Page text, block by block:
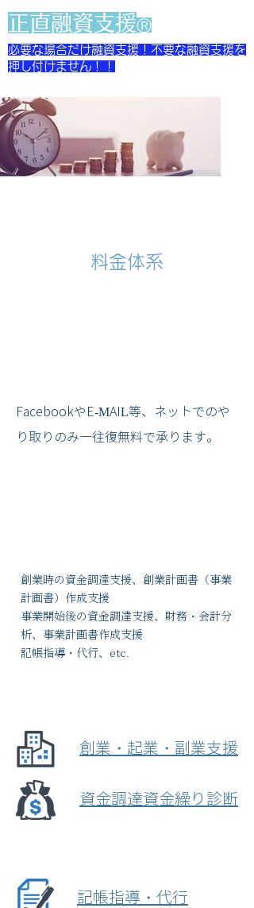
​正直融資支援Ⓡ
必要な場合だけ融資支援！不要な融資支援を
押し付けません！！
​料金体系
FacebookやE-MAIL等、ネットでのや
り取りのみ一往復無料で承ります。
創業時の資金調達支援、創業計画書（事業
計画書）作成支援
事業開始後の資金調達支援、財務・会計分
析、事業計画書作成支援
記帳指導・代行、etc.
創業・起業・副業支援
資金調達資金繰り診断
記帳指導・代行